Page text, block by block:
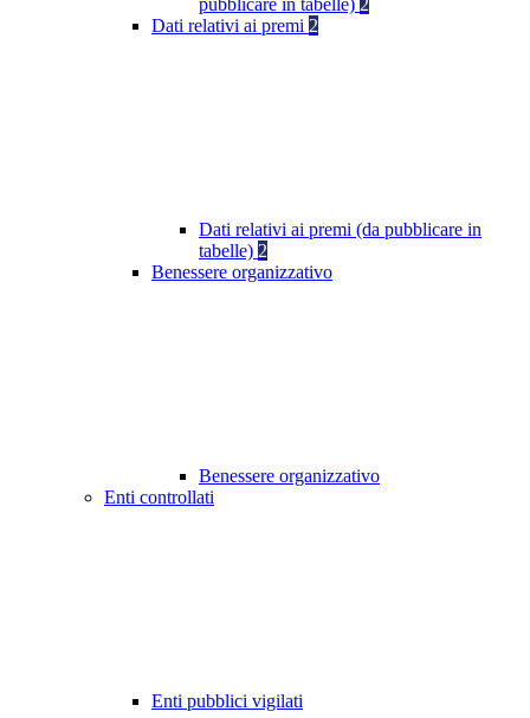
pubblicare in tabelle) 2
Dati relativi ai premi 2
Dati relativi ai premi (da pubblicare in
tabelle) 2
Benessere organizzativo
Benessere organizzativo
Enti controllati
Enti pubblici vigilati